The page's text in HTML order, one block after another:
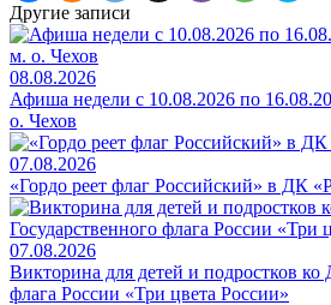
Другие записи
08.08.2026
Афиша недели с 10.08.2026 по
о. Чехов
07.08.2026
«Гордо реет флаг Российский» в ДК
07.08.2026
Викторина для детей и подростков ко
флага России «Три цвета России»